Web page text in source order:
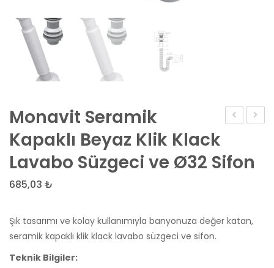
Profil
Duş
Kapa
(1016)
Monavit Seramik
Kapaklı Beyaz Klik Klack
Lavabo Süzgeci ve Ø32 Sifon
685,03 ₺
Şık tasarımı ve kolay kullanımıyla banyonuza değer katan,
seramik kapaklı klik klack lavabo süzgeci ve sifon.
Teknik Bilgiler: